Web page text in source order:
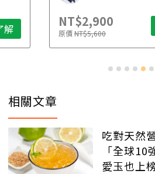
解 NT$2,900
原價NT$5,600
相關文章
吃對天然
「全球
愛玉也上